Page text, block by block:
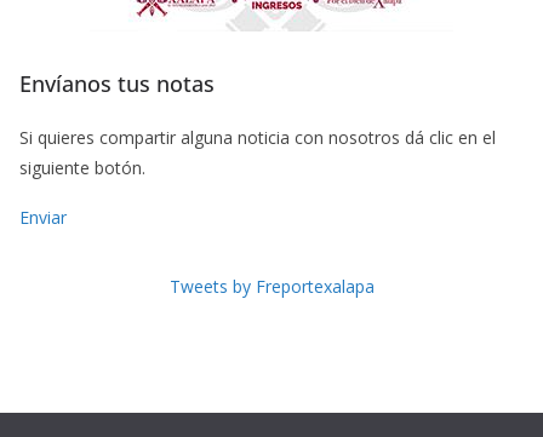
Envíanos tus notas
Si quieres compartir alguna noticia con nosotros dá clic en el
siguiente botón.
Enviar
Tweets by Freportexalapa